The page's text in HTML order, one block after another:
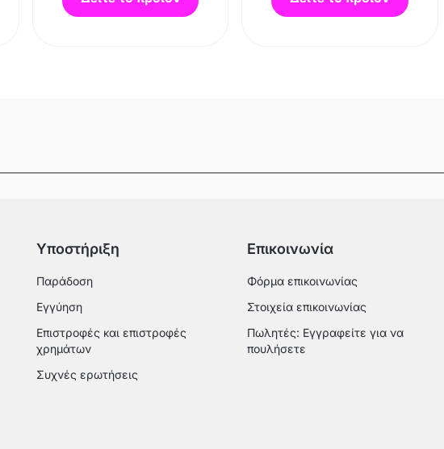
Υποστήριξη
Παράδοση
Εγγύηση
Επιστροφές και επιστροφές
χρημάτων
Συχνές ερωτήσεις
Επικοινωνία
Φόρμα επικοινωνίας
Στοιχεία επικοινωνίας
Πωλητές: Εγγραφείτε για να
πουλήσετε